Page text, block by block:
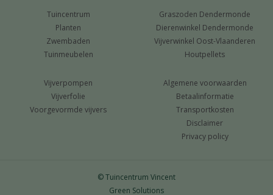
Tuincentrum
Planten
Zwembaden
Tuinmeubelen
Graszoden Dendermonde
Dierenwinkel Dendermonde
Vijverwinkel Oost-Vlaanderen
Houtpellets
Vijverpompen
Vijverfolie
Voorgevormde vijvers
Algemene voorwaarden
Betaalinformatie
Transportkosten
Disclaimer
Privacy policy
© Tuincentrum Vincent
Green Solutions